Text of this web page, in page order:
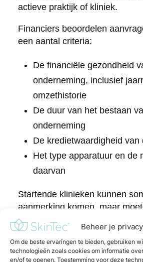
Beheer je privacy
Om de beste ervaringen te bieden, gebruiken
technologieën zoals cookies om informatie
en/of te openen. Toestemming voor deze
actieve praktijk of kliniek.
Financiers beoordelen
een aantal criteria:
De financiële gezondheid
onderneming, inclusief
omzethistorie
De duur van het bestaan
onderneming
De kredietwaardigheid van
Het type apparatuur en de
daarvan
Startende klinieken kunnen
aanmerking komen, maar
gevallen aanvullende
zoals een persoonlijke
hogere aanbetaling. Het is
vooraf een financieel adviseur